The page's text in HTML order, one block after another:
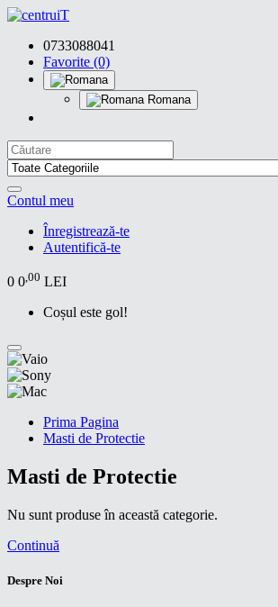
0733088041
Favorite (0)
Romana
Contul meu
Înregistrează-te
Autentifică-te
0 0,00 LEI
Coșul este gol!
Prima Pagina
Masti de Protectie
Masti de Protectie
Nu sunt produse în această categorie.
Continuă
Despre Noi